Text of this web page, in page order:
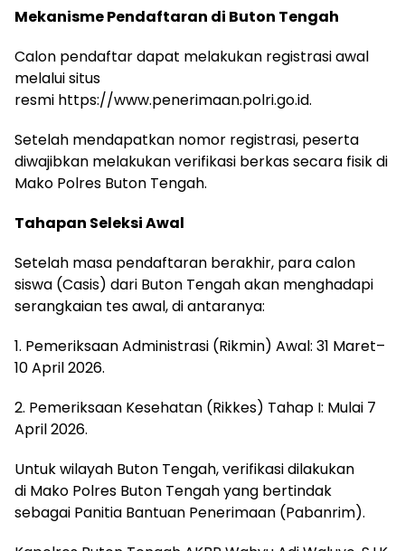
Mekanisme Pendaftaran di Buton Tengah
Calon pendaftar dapat melakukan registrasi awal
melalui situs
resmi https://www.penerimaan.polri.go.id.
Setelah mendapatkan nomor registrasi, peserta
diwajibkan melakukan verifikasi berkas secara fisik di
Mako Polres Buton Tengah.
Tahapan Seleksi Awal
Setelah masa pendaftaran berakhir, para calon
siswa (Casis) dari Buton Tengah akan menghadapi
serangkaian tes awal, di antaranya:
1. Pemeriksaan Administrasi (Rikmin) Awal: 31 Maret–
10 April 2026.
2. Pemeriksaan Kesehatan (Rikkes) Tahap I: Mulai 7
April 2026.
Untuk wilayah Buton Tengah, verifikasi dilakukan
di Mako Polres Buton Tengah yang bertindak
sebagai Panitia Bantuan Penerimaan (Pabanrim).